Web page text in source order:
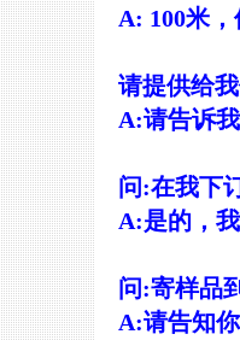
A: 100米
请提供给
A:请告诉
问:在我下
A:是的，
问:寄样品
A:请告知